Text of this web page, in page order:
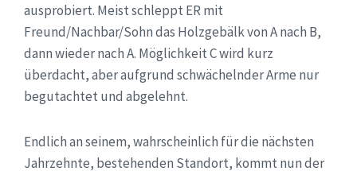
ausprobiert. Meist schleppt ER mit
Freund/Nachbar/Sohn das Holzgebälk von A nach B,
dann wieder nach A. Möglichkeit C wird kurz
überdacht, aber aufgrund schwächelnder Arme nur
begutachtet und abgelehnt.
Endlich an seinem, wahrscheinlich für die nächsten
Jahrzehnte, bestehenden Standort, kommt nun der